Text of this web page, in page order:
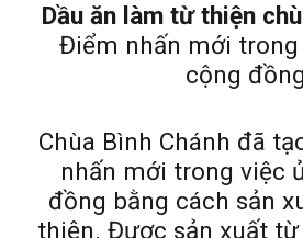
Dầu ăn làm từ thiện
Điểm nhấn mới trong
cộng đồng
Chùa Bình Chánh đã
nhấn mới trong việc
đồng bằng cách sản
thiện. Được sản xuất